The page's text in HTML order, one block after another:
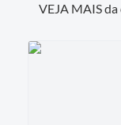
VEJA MAIS